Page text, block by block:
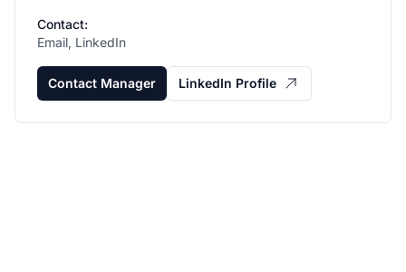
Contact:
Email, LinkedIn
Contact Manager LinkedIn Profile